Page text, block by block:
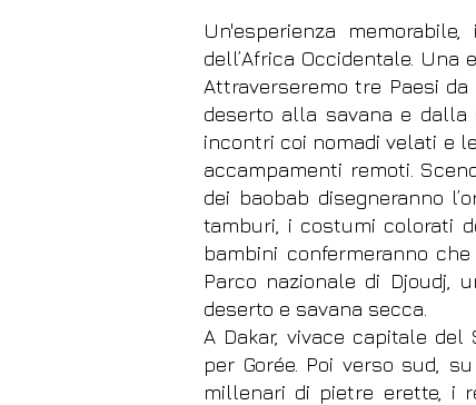
Un'esperienza
dell’Africa Occidentale.
Attraverseremo tre Paesi
deserto alla savana e dalla
incontri coi nomadi velati e
accampamenti remoti.
dei baobab disegneranno
tamburi, i costumi colorati
bambini confermeranno
Parco nazionale di Djoudj,
deserto e savana secca.
A Dakar, vivace capitale
per Gorée. Poi verso sud,
millenari di pietre erette, i